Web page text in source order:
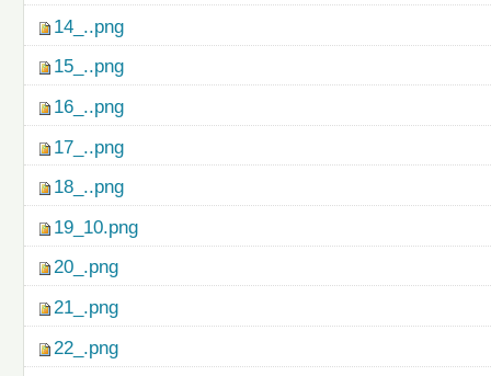
14_..png
15_..png
16_..png
17_..png
18_..png
19_10.png
20_.png
21_.png
22_.png